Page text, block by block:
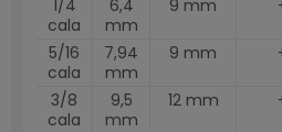
1/4
cala
6,4
mm
9 mm
5/16
cala
7,94
mm
9 mm
3/8
cala
9,5
mm
12 mm